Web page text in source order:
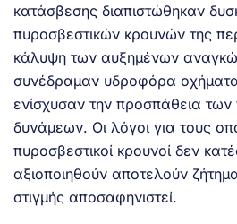
κατάσβεσης διαπιστώθηκαν
πυροσβεστικών κρουνών της
κάλυψη των αυξημένων
συνέδραμαν υδροφόρα
ενίσχυσαν την προσπάθεια των
δυνάμεων. Οι λόγοι για τους
πυροσβεστικοί κρουνοί δεν
αξιοποιηθούν αποτελούν
στιγμής αποσαφηνιστεί.